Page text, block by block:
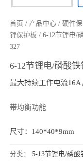
首页 / 产品中心 / 硬件
锂保护板 / 6-12节锂电/
327
6-12节锂电/磷酸铁
最大持续工作电流16A
带均衡功能
尺寸：140*40*9mm
分类： 5-13节锂电/磷酸